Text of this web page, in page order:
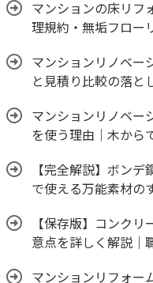
マンションの床リフ
理規約・無垢フロー
マンションリノベー
と見積り比較の落と
マンションリノベー
を使う理由｜木から
【完全解説】ボン
で使える万能素材の
【保存版】コンク
意点を詳しく解説｜
マンションリフォー